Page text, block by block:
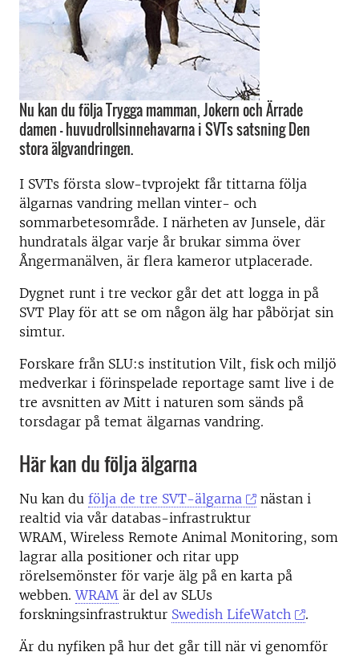
Nu kan du följa Trygga mamman, Jokern och Ärrade
damen – huvudrollsinnehavarna i SVTs satsning Den
stora älgvandringen.
I SVTs första slow-tvprojekt får tittarna följa
älgarnas vandring mellan vinter- och
sommarbetesområde. I närheten av Junsele, där
hundratals älgar varje år brukar simma över
Ångermanälven, är flera kameror utplacerade.
Dygnet runt i tre veckor går det att logga in på
SVT Play för att se om någon älg har påbörjat sin
simtur.
Forskare från SLU:s institution Vilt, fisk och miljö
medverkar i förinspelade reportage samt live i de
tre avsnitten av Mitt i naturen som sänds på
torsdagar på temat älgarnas vandring.
Här kan du följa älgarna
Nu kan du följa de tre SVT-älgarna
nästan i
realtid via vår databas-infrastruktur
WRAM, Wireless Remote Animal Monitoring, som
lagrar alla positioner och ritar upp
rörelsemönster för varje älg på en karta på
webben.WRAM är del av SLUs
forskningsinfrastruktur Swedish LifeWatch
.
Är du nyfiken på hur det går till när vi genomför